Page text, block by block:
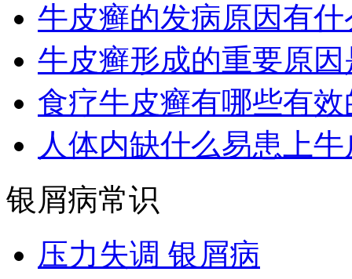
牛皮癣的发病原因有什
牛皮癣形成的重要原因
食疗牛皮癣有哪些有效
人体内缺什么易患上
银屑病常识
压力失调 银屑病